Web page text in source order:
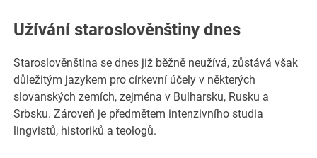
Užívání staroslověnštiny dnes
Staroslověnština se dnes již běžně neužívá, zůstává však
důležitým jazykem pro církevní účely v některých
slovanských zemích, zejména v Bulharsku, Rusku a
Srbsku. Zároveň je předmětem intenzivního studia
lingvistů, historiků a teologů.